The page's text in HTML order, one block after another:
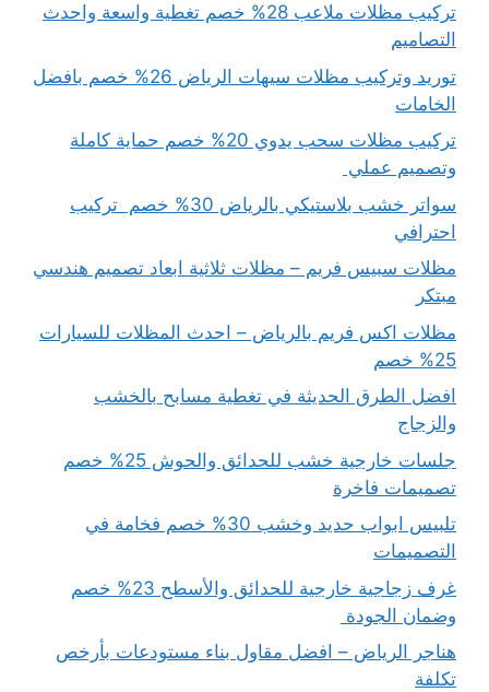
تركيب مظلات ملاعب 28% خصم تغطية واسعة واحدث
التصاميم
توريد وتركيب مظلات سيهات الرياض 26% خصم بافضل
الخامات
تركيب مظلات سحب يدوي 20% خصم حماية كاملة
وتصميم عملي
سواتر خشب بلاستيكي بالرياض 30% خصم تركيب
احترافي
مظلات سبيس فريم – مظلات ثلاثية ابعاد تصميم هندسي
مبتكر
مظلات اكس فريم بالرياض – احدث المظلات للسيارات
25% خصم
افضل الطرق الحديثة في تغطية مسابح بالخشب
والزجاج
جلسات خارجية خشب للحدائق والحوش 25% خصم
تصميمات فاخرة
تلبيس ابواب حديد وخشب 30% خصم فخامة في
التصميمات
غرف زجاجية خارجية للحدائق والأسطح 23% خصم
وضمان الجودة
هناجر الرياض – افضل مقاول بناء مستودعات بأرخص
تكلفة